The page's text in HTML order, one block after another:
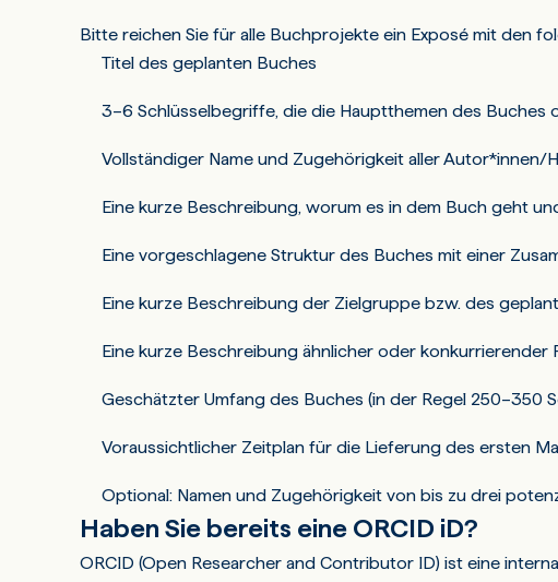
Bitte reichen Sie für alle Buchprojekte ein Exposé mit den
Titel des geplanten Buches
3–6 Schlüsselbegriffe, die die Hauptthemen des Buches
Vollständiger Name und Zugehörigkeit aller Autor*innen/
Eine kurze Beschreibung, worum es in dem Buch geht
Eine vorgeschlagene Struktur des Buches mit einer
Eine kurze Beschreibung der Zielgruppe bzw. des
Eine kurze Beschreibung ähnlicher oder konkurrierender
Geschätzter Umfang des Buches (in der Regel 250–350
Voraussichtlicher Zeitplan für die Lieferung des ersten
Optional: Namen und Zugehörigkeit von bis zu drei
Haben Sie bereits eine ORCID iD?
ORCID (Open Researcher and Contributor ID) ist eine